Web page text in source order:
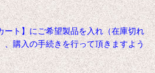
ト】にご希望製品を入れ（在庫切れ
、購入の手続きを行って頂きますよう
します。